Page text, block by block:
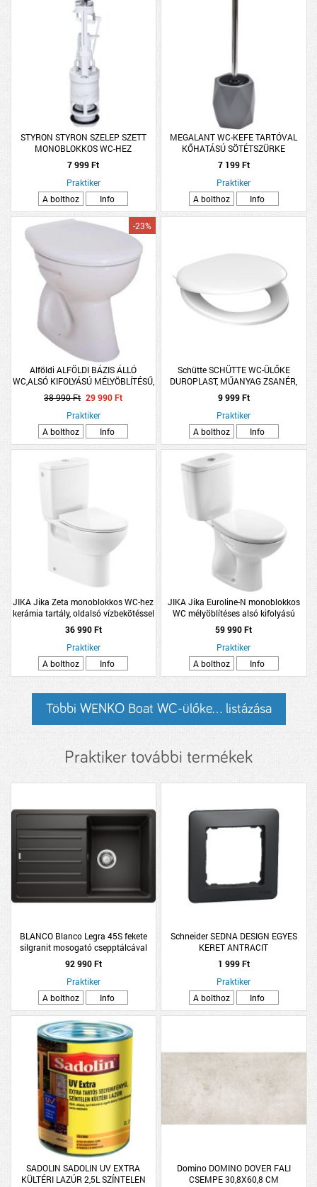
STYRON STYRON SZELEP SZETT
MONOBLOKKOS WC-HEZ
UNIVERZÁLIS
7 999 Ft
Praktiker
A bolthoz
Info
MEGALANT WC-KEFE TARTÓVAL
KŐHATÁSÚ SÖTÉTSZÜRKE
7 199 Ft
Praktiker
A bolthoz
Info
Alföldi ALFÖLDI BÁZIS ÁLLÓ
WC,ALSÓ KIFOLYÁSÚ MÉLYÖBLÍTÉSŰ,
FEHÉR
-23%
38 990 Ft 29 990 Ft
Praktiker
A bolthoz
Info
Schütte SCHÜTTE WC-ÜLŐKE
DUROPLAST, MŰANYAG ZSANÉR,
LECSAPÓDÁSGÁTLÓS, FEHÉR,
9 999 Ft
Praktiker
A bolthoz
Info
JIKA Jika Zeta monoblokkos WC-hez
kerámia tartály, oldalsó vízbekötéssel
3/4,5L
36 990 Ft
Praktiker
A bolthoz
Info
JIKA Jika Euroline-N monoblokkos
WC mélyöblítéses alsó kifolyású
ülökével
59 990 Ft
Praktiker
A bolthoz
Info
Többi WENKO Boat WC-ülőke... listázása
Praktiker további termékek
BLANCO Blanco Legra 45S fekete
silgranit mosogató csepptálcával
92 990 Ft
Praktiker
A bolthoz
Info
Schneider SEDNA DESIGN EGYES
KERET ANTRACIT
1 999 Ft
Praktiker
A bolthoz
Info
SADOLIN SADOLIN UV EXTRA
KÜLTÉRI LAZÚR 2,5L SZÍNTELEN
Domino DOMINO DOVER FALI
CSEMPE 30,8X60,8 CM